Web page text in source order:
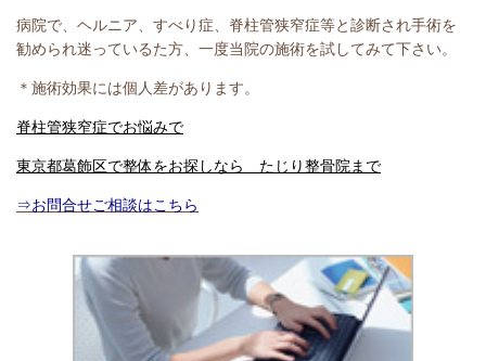
病院で、ヘルニア、すべり症、脊柱管狭窄症等と診断され手術を
勧められ迷っているた方、一度当院の施術を試してみて下さい。
＊施術効果には個人差があります。
脊柱管狭窄症でお悩みで
東京都葛飾区で整体をお探しなら たじり整骨院まで
⇒お問合せご相談はこちら